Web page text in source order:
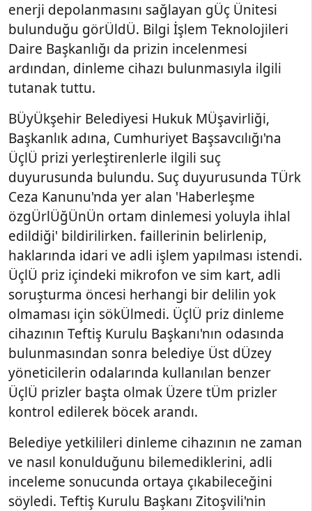
enerji depolanmasını sağlayan gÜç Ünitesi
bulunduğu görÜldÜ. Bilgi İşlem Teknolojileri
Daire Başkanlığı da prizin incelenmesi
ardından, dinleme cihazı bulunmasıyla ilgili
tutanak tuttu.
BÜyÜkşehir Belediyesi Hukuk MÜşavirliği,
Başkanlık adına, Cumhuriyet Başsavcılığı'na
ÜçlÜ prizi yerleştirenlerle ilgili suç
duyurusunda bulundu. Suç duyurusunda TÜrk
Ceza Kanunu'nda yer alan 'Haberleşme
özgÜrlÜğÜnÜn ortam dinlemesi yoluyla ihlal
edildiği' bildirilirken. faillerinin belirlenip,
haklarında idari ve adli işlem yapılması istendi.
ÜçlÜ priz içindeki mikrofon ve sim kart, adli
soruşturma öncesi herhangi bir delilin yok
olmaması için sökÜlmedi. ÜçlÜ priz dinleme
cihazının Teftiş Kurulu Başkanı'nın odasında
bulunmasından sonra belediye Üst dÜzey
yöneticilerin odalarında kullanılan benzer
ÜçlÜ prizler başta olmak Üzere tÜm prizler
kontrol edilerek böcek arandı.
Belediye yetkilileri dinleme cihazının ne zaman
ve nasıl konulduğunu bilemediklerini, adli
inceleme sonucunda ortaya çıkabileceğini
söyledi. Teftiş Kurulu Başkanı Zitoşvili'nin